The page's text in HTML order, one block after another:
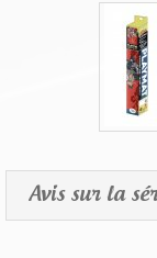
Avis sur la